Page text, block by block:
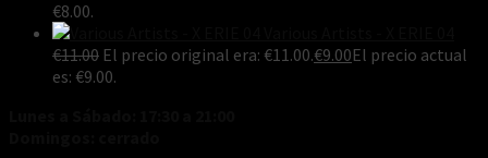
€8.00.
€11.00 El precio original era: €11.00.€9.00El precio actual
es: €9.00.